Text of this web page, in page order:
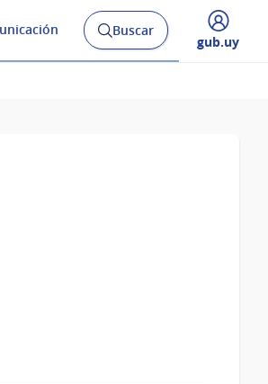
Abrir
buscador
Buscar
Desplegar
gub.uy